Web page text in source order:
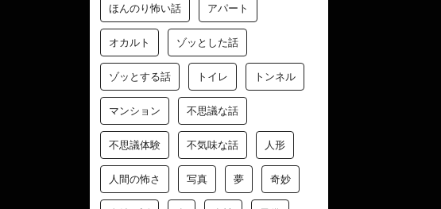
ほんのり怖い話 アパート
オカルト ゾッとした話
ゾッとする話 トイレ トンネル
マンション 不思議な話
不思議体験 不気味な話 人形
人間の怖さ 写真 夢 奇妙